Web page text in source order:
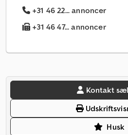
+31 46 22... annoncer
+31 46 47... annoncer
Kontakt
Husk